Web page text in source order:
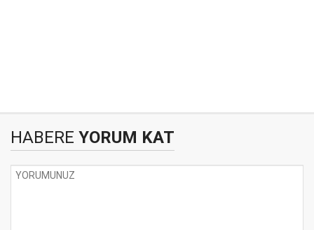
HABERE YORUM KAT